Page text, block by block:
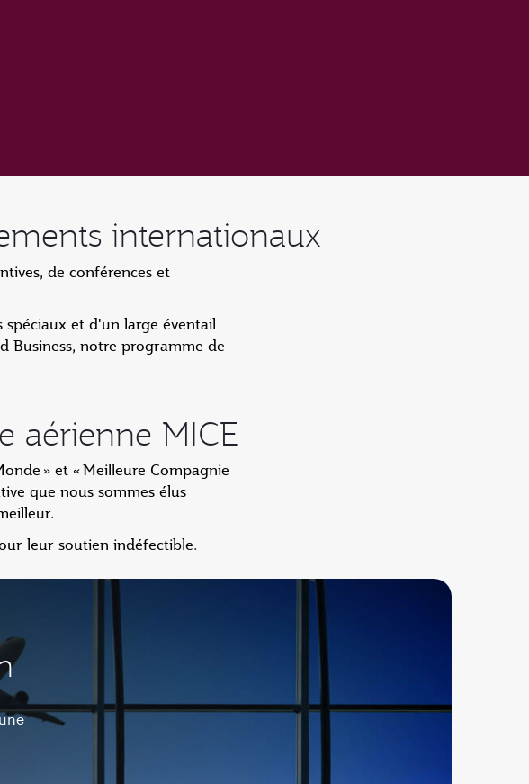
internationaux
de conférences et
et d'un large éventail
Business, notre programme de
aérienne MICE
» et « Meilleure Compagnie
que nous sommes élus
leur soutien indéfectible.